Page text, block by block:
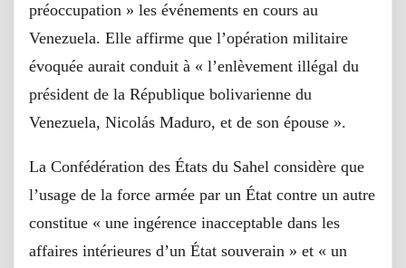
préoccupation » les événements en cours au
Venezuela. Elle affirme que l’opération militaire
évoquée aurait conduit à « l’enlèvement illégal du
président de la République bolivarienne du
Venezuela, Nicolás Maduro, et de son épouse ».
La Confédération des États du Sahel considère que
l’usage de la force armée par un État contre un autre
constitue « une ingérence inacceptable dans les
affaires intérieures d’un État souverain » et « un